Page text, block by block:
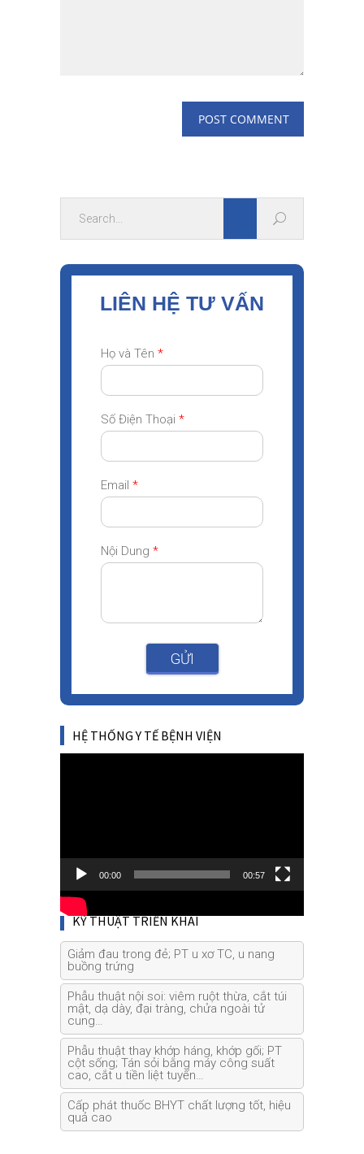
LIÊN HỆ TƯ VẤN
Họ và Tên *
Số Điện Thoại *
Email *
Nội Dung *
GỬI
HỆ THỐNG Y TẾ BỆNH VIỆN
00:00 00:57
KỸ THUẬT TRIỂN KHAI
Giảm đau trong đẻ; PT u xơ TC, u nang
buồng trứng
Phẫu thuật nội soi: viêm ruột thừa, cắt túi
mật, dạ dày, đại tràng, chửa ngoài tử
cung…
Phẫu thuật thay khớp háng, khớp gối; PT
cột sống; Tán sỏi bằng máy công suất
cao, cắt u tiền liệt tuyến…
Cấp phát thuốc BHYT chất lượng tốt, hiệu
quả cao